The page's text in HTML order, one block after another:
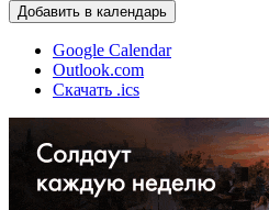
Добавить в календарь
Google Calendar
Outlook.com
Скачать .ics